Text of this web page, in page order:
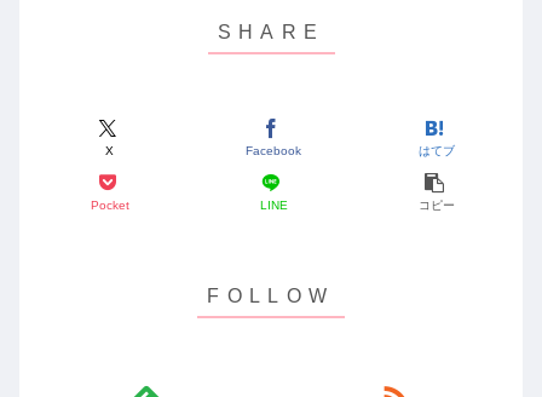
X Facebook はてブ
Pocket LINE コピー